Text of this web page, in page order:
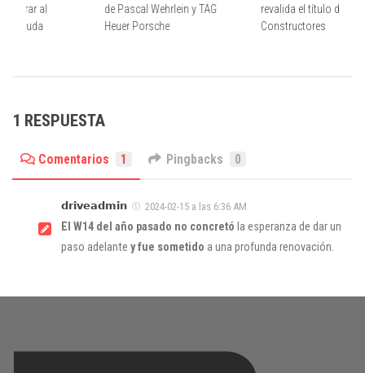
de Pascal Wehrlein y TAG
Heuer Porsche
revalida el título de
Constructores
honrar al
Lauda
1 RESPUESTA
Comentarios 1 Pingbacks 0
𝗱𝗿𝗶𝘃𝗲𝗮𝗱𝗺𝗶𝗻 2024-02-15 a las 6:36 AM
El W14 del año pasado no concretó la esperanza de dar un
paso adelante y fue sometido a una profunda renovación.